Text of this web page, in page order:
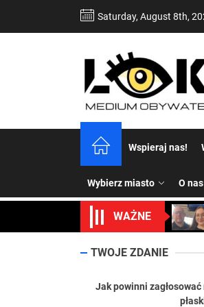
Saturday, August 8th,
Wspieraj nas!
Wybierz miasto O nas
WAŻNE
TWOJE ZDANIE
Jak powinni